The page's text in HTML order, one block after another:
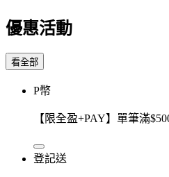
優惠活動
看全部
P幣
【限全盈+PAY】單筆滿
登記送